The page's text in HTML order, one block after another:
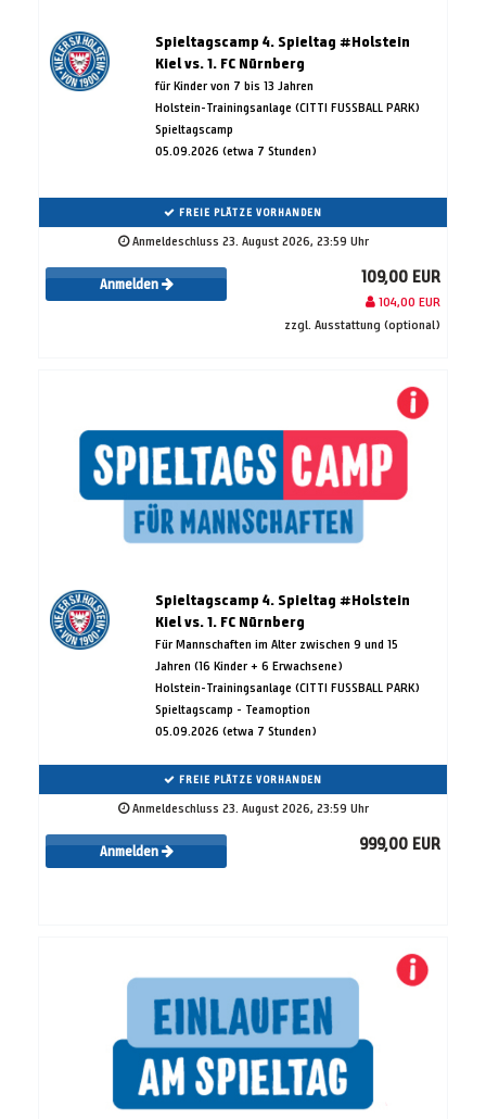
Spieltagscamp 4. Spieltag #Holstein
Kiel vs. 1. FC Nürnberg
für Kinder von 7 bis 13 Jahren
Holstein-Trainingsanlage (CITTI FUSSBALL PARK)
Spieltagscamp
05.09.2026 (etwa 7 Stunden)
FREIE PLÄTZE VORHANDEN
Anmeldeschluss 23. August 2026, 23:59 Uhr
Anmelden 109,00 EUR
104,00 EUR
zzgl. Ausstattung (optional)
Spieltagscamp 4. Spieltag #Holstein
Kiel vs. 1. FC Nürnberg
Für Mannschaften im Alter zwischen 9 und 15
Jahren (16 Kinder + 6 Erwachsene)
Holstein-Trainingsanlage (CITTI FUSSBALL PARK)
Spieltagscamp - Teamoption
05.09.2026 (etwa 7 Stunden)
FREIE PLÄTZE VORHANDEN
Anmeldeschluss 23. August 2026, 23:59 Uhr
Anmelden 999,00 EUR